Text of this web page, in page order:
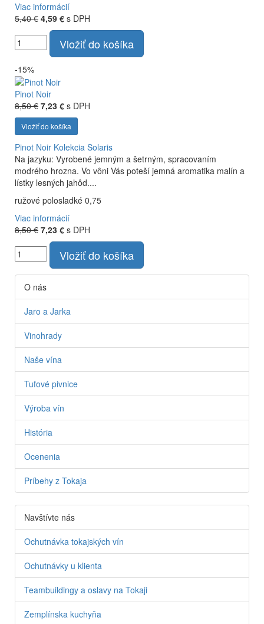
Viac informácií
5,40 € 4,59 € s DPH
Vložiť do košíka
-15%
Pinot Noir
8,50 € 7,23 € s DPH
Vložiť do košíka
Pinot Noir Kolekcia Solaris
Na jazyku: Vyrobené jemným a šetrným, spracovaním
modrého hrozna. Vo vôni Vás poteší jemná aromatika malín a
lístky lesných jahôd....
ružové polosladké 0,75
Viac informácií
8,50 € 7,23 € s DPH
Vložiť do košíka
O nás
Jaro a Jarka
Vinohrady
Naše vína
Tufové pivnice
Výroba vín
História
Ocenenia
Príbehy z Tokaja
Navštívte nás
Ochutnávka tokajských vín
Ochutnávky u klienta
Teambuildingy a oslavy na Tokaji
Zemplínska kuchyňa